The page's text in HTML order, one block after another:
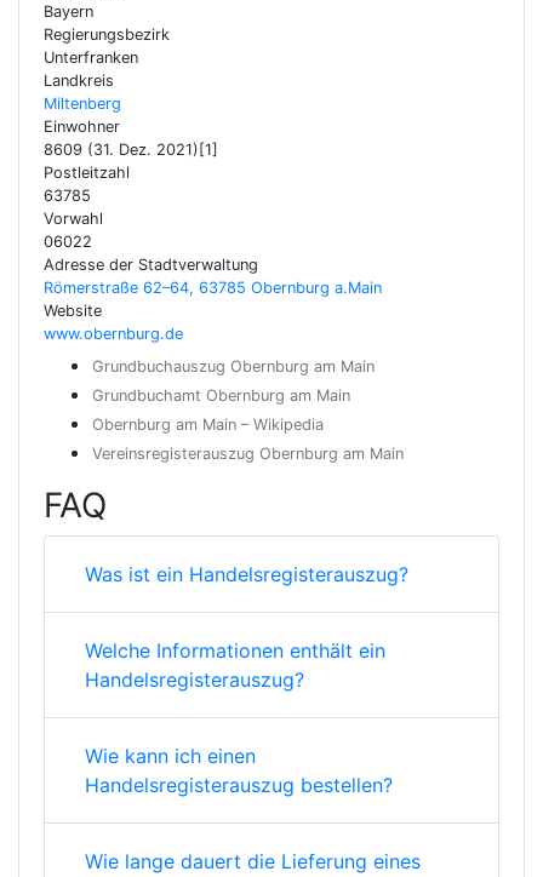
Bayern
Regierungsbezirk
Unterfranken
Landkreis
Miltenberg
Einwohner
8609 (31. Dez. 2021)[1]
Postleitzahl
63785
Vorwahl
06022
Adresse der Stadtverwaltung
Römerstraße 62–64, 63785 Obernburg a.Main
Website
www.obernburg.de
Grundbuchauszug Obernburg am Main
Grundbuchamt Obernburg am Main
Obernburg am Main – Wikipedia
Vereinsregisterauszug Obernburg am Main
FAQ
Was ist ein Handelsregisterauszug?
Welche Informationen enthält ein
Handelsregisterauszug?
Wie kann ich einen
Handelsregisterauszug bestellen?
Wie lange dauert die Lieferung eines